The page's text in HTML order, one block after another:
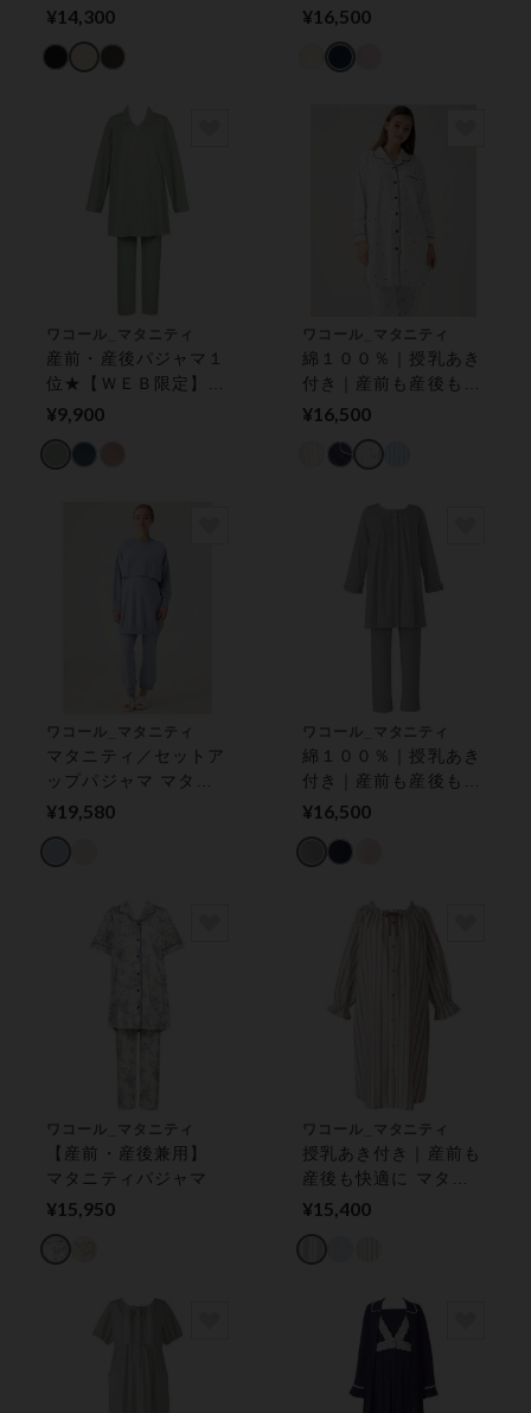
も産後も快適に マタ
¥14,300
快適に マタニティパ
¥16,500
ワコール_マタニティ
産前・産後パジャマ１
位★【ＷＥＢ限定】体
型変化を考慮したリラ
り★産前・産後兼用
¥9,900
ワコール_マタニティ
綿１００％｜授乳あき
付き｜産前も産後も快
適に マタニティパジ
¥16,500
ワコール_マタニティ
マタニティ／セットア
ップパジャマ マタニ
ティパジャマ
¥19,580
ワコール_マタニティ
綿１００％｜授乳あき
付き｜産前も産後も快
適に マタニティパジ
¥16,500
ワコール_マタニティ
【産前・産後兼用】
マタニティパジャマ
¥15,950
ワコール_マタニティ
授乳あき付き｜産前も
産後も快適に マタニ
ティパジャマ
¥15,400